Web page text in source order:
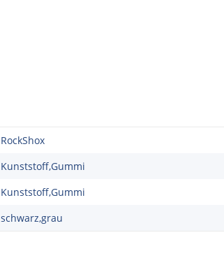
RockShox
Kunststoff,Gummi
Kunststoff,Gummi
schwarz,grau